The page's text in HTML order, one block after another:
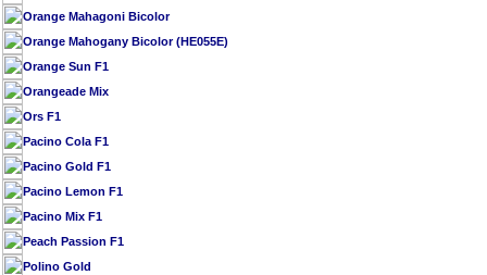
Orange Mahagoni Bicolor
Orange Mahogany Bicolor (HE055E)
Orange Sun F1
Orangeade Mix
Ors F1
Pacino Cola F1
Pacino Gold F1
Pacino Lemon F1
Pacino Mix F1
Peach Passion F1
Polino Gold